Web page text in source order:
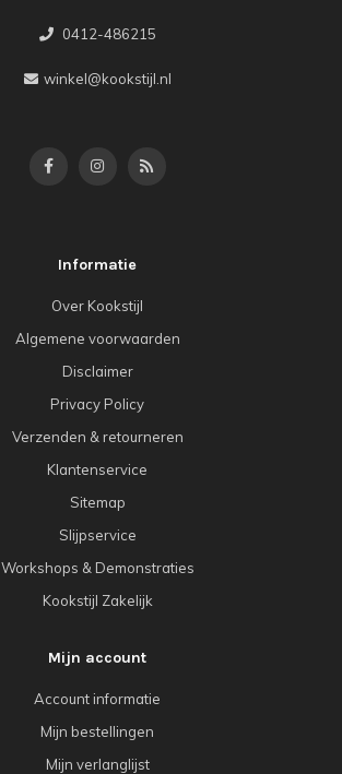
0412-486215
winkel@kookstijl.nl
Informatie
Over Kookstijl
Algemene voorwaarden
Disclaimer
Privacy Policy
Verzenden & retourneren
Klantenservice
Sitemap
Slijpservice
Workshops & Demonstraties
Kookstijl Zakelijk
Mijn account
Account informatie
Mijn bestellingen
Mijn verlanglijst